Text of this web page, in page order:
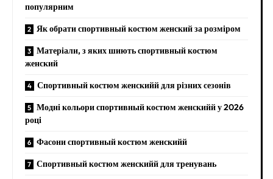
популярним
Як обрати спортивный костюм женский за розміром
Матеріали, з яких шиють спортивный костюм
женский
Спортивный костюм женскийй для різних сезонів
Модні кольори спортивный костюм женскийй у 2026
році
Фасони спортивный костюм женскийй
Спортивный костюм женскийй для тренувань